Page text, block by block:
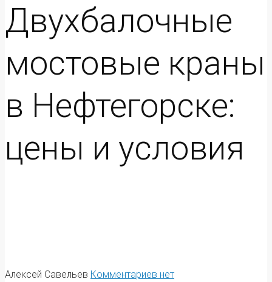
Двухбалочные
мостовые краны
в Нефтегорске:
цены и условия
Алексей Савельев Комментариев нет